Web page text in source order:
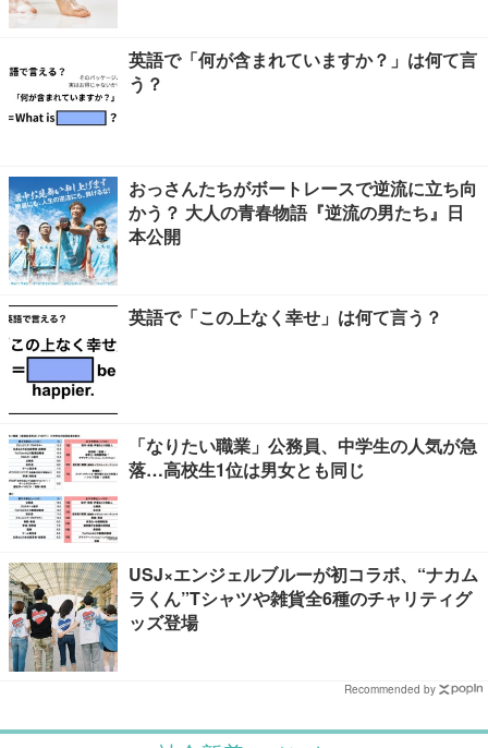
英語で「何が含まれていますか？」は何て言
う？
おっさんたちがボートレースで逆流に立ち向
かう？ 大人の青春物語『逆流の男たち』日
本公開
英語で「この上なく幸せ」は何て言う？
「なりたい職業」公務員、中学生の人気が急
落…高校生1位は男女とも同じ
USJ×エンジェルブルーが初コラボ、“ナカム
ラくん”Tシャツや雑貨全6種のチャリティグ
ッズ登場
Recommended by